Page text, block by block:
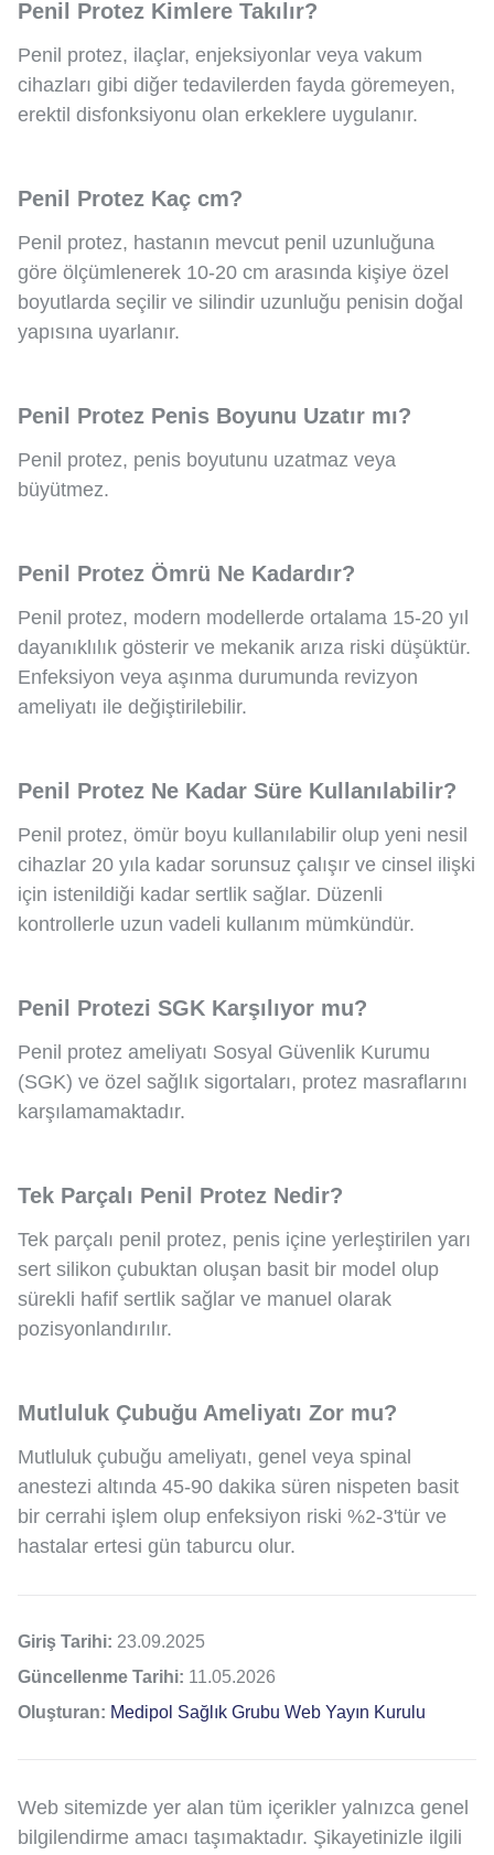
Penil Protez Kimlere Takılır?
Penil protez, ilaçlar, enjeksiyonlar veya vakum
cihazları gibi diğer tedavilerden fayda göremeyen,
erektil disfonksiyonu olan erkeklere uygulanır.
Penil Protez Kaç cm?
Penil protez, hastanın mevcut penil uzunluğuna
göre ölçümlenerek 10-20 cm arasında kişiye özel
boyutlarda seçilir ve silindir uzunluğu penisin doğal
yapısına uyarlanır.
Penil Protez Penis Boyunu Uzatır mı?
Penil protez, penis boyutunu uzatmaz veya
büyütmez.
Penil Protez Ömrü Ne Kadardır?
Penil protez, modern modellerde ortalama 15-20 yıl
dayanıklılık gösterir ve mekanik arıza riski düşüktür.
Enfeksiyon veya aşınma durumunda revizyon
ameliyatı ile değiştirilebilir.
Penil Protez Ne Kadar Süre Kullanılabilir?
Penil protez, ömür boyu kullanılabilir olup yeni nesil
cihazlar 20 yıla kadar sorunsuz çalışır ve cinsel ilişki
için istenildiği kadar sertlik sağlar. Düzenli
kontrollerle uzun vadeli kullanım mümkündür.
Penil Protezi SGK Karşılıyor mu?
Penil protez ameliyatı Sosyal Güvenlik Kurumu
(SGK) ve özel sağlık sigortaları, protez masraflarını
karşılamamaktadır.
Tek Parçalı Penil Protez Nedir?
Tek parçalı penil protez, penis içine yerleştirilen yarı
sert silikon çubuktan oluşan basit bir model olup
sürekli hafif sertlik sağlar ve manuel olarak
pozisyonlandırılır.
Mutluluk Çubuğu Ameliyatı Zor mu?
Mutluluk çubuğu ameliyatı, genel veya spinal
anestezi altında 45-90 dakika süren nispeten basit
bir cerrahi işlem olup enfeksiyon riski %2-3'tür ve
hastalar ertesi gün taburcu olur.
Giriş Tarihi: 23.09.2025
Güncellenme Tarihi: 11.05.2026
Oluşturan: Medipol Sağlık Grubu Web Yayın Kurulu
Web sitemizde yer alan tüm içerikler yalnızca genel
bilgilendirme amacı taşımaktadır. Şikayetinizle ilgili